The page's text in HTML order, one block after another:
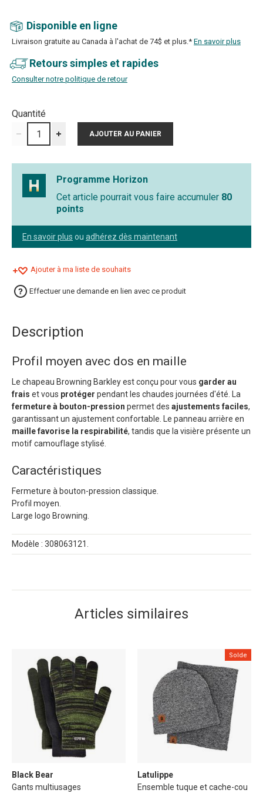
Disponible en ligne
Livraison gratuite au Canada à l'achat de 74$ et plus.* En savoir plus
Retours simples et rapides
Consulter notre politique de retour
Quantité
Programme Horizon
Cet article pourrait vous faire accumuler 80
points
En savoir plus ou adhérez dès maintenant
Ajouter à ma liste de souhaits
Effectuer une demande en lien avec ce produit
Description
Profil moyen avec dos en maille
Le chapeau Browning Barkley est conçu pour vous garder au
frais et vous protéger pendant les chaudes journées d'été. La
fermeture à bouton-pression permet des ajustements faciles,
garantissant un ajustement confortable. Le panneau arrière en
maille favorise la respirabilité, tandis que la visière présente un
motif camouflage stylisé.
Caractéristiques
Fermeture à bouton-pression classique.
Profil moyen.
Large logo Browning.
Modèle : 308063121.
Articles similaires
Black Bear
Gants multiusages
Solde
Latulippe
Ensemble tuque et cache-cou